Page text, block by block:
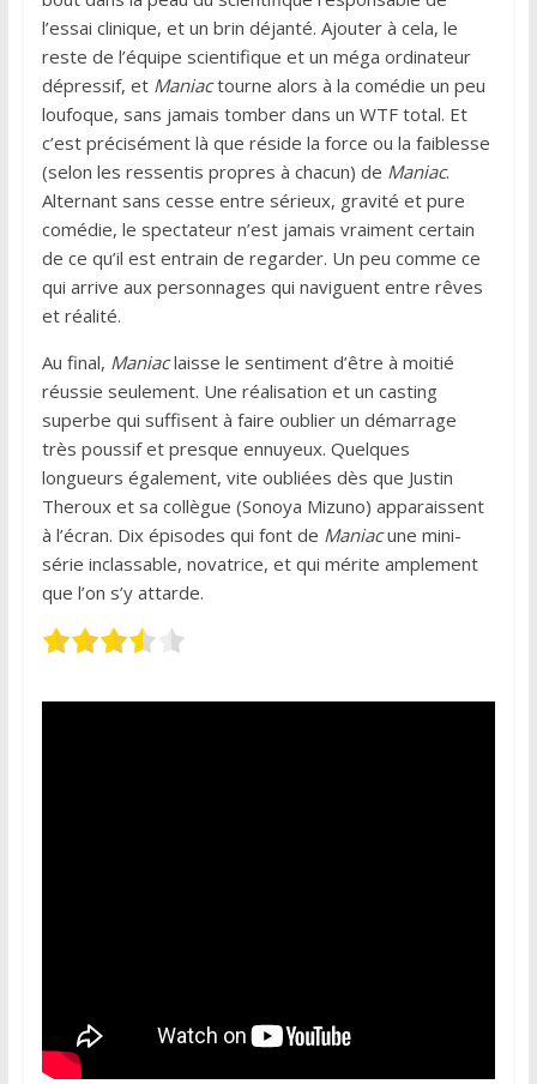
l’essai clinique, et un brin déjanté. Ajouter à cela, le
reste de l’équipe scientifique et un méga ordinateur
dépressif, et Maniactourne alors à la comédie un peu
loufoque, sans jamais tomber dans un WTF total. Et
c’est précisément là que réside la force ou la faiblesse
(selon les ressentis propres à chacun) de Maniac.
Alternant sans cesse entre sérieux, gravité et pure
comédie, le spectateur n’est jamais vraiment certain
de ce qu’il est entrain de regarder. Un peu comme ce
qui arrive aux personnages qui naviguent entre rêves
et réalité.
Au final, Maniaclaisse le sentiment d’être à moitié
réussie seulement. Une réalisation et un casting
superbe qui suffisent à faire oublier un démarrage
très poussif et presque ennuyeux. Quelques
longueurs également, vite oubliées dès que Justin
Theroux et sa collègue (Sonoya Mizuno) apparaissent
à l’écran. Dix épisodes qui font de Maniacune mini-
série inclassable, novatrice, et qui mérite amplement
que l’on s’y attarde.